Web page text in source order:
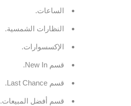
الساعات.
النظارات الشمسية.
الإكسسوارات.
قسم New In.
قسم Last Chance.
قسم أفضل المبيعات.